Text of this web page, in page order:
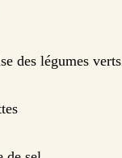
des légumes verts